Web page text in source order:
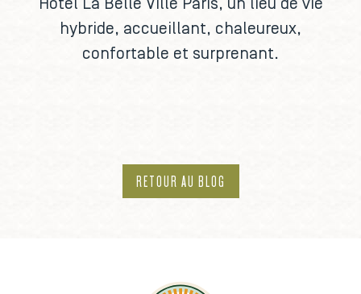
Hôtel La Belle Ville Paris, un lieu de vie
hybride, accueillant, chaleureux,
confortable et surprenant.
RETOUR AU BLOG